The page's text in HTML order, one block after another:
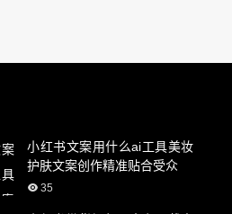
小红书文案用什么ai工具美妆
护肤文案创作精准贴合受众
35